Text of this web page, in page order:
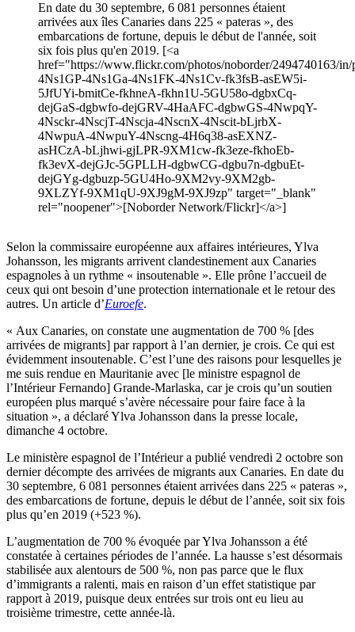
En date du 30 septembre, 6 081 personnes étaient
arrivées aux îles Canaries dans 225 « pateras », des
embarcations de fortune, depuis le début de l'année, soit
six fois plus qu'en 2019. [<a
href="https://www.flickr.com/photos/noborder/2494740163/in/
4Ns1GP-4Ns1Ga-4Ns1FK-4Ns1Cv-fk3fsB-asEW5i-
5JfUYi-bmitCe-fkhneA-fkhn1U-5GU58o-dgbxCq-
dejGaS-dgbwfo-dejGRV-4HaAFC-dgbwGS-4NwpqY-
4Nsckr-4NscjT-4Nscja-4NscnX-4Nscit-bLjrbX-
4NwpuA-4NwpuY-4Nscng-4H6q38-asEXNZ-
asHCzA-bLjhwi-gjLPR-9XM1cw-fk3eze-fkhoEb-
fk3evX-dejGJc-5GPLLH-dgbwCG-dgbu7n-dgbuEt-
dejGYg-dgbuzp-5GU4Ho-9XM2vy-9XM2gb-
9XLZYf-9XM1qU-9XJ9gM-9XJ9zp" target="_blank"
rel="noopener">[Noborder Network/Flickr]</a>]
Selon la commissaire européenne aux affaires intérieures, Ylva
Johansson, les migrants arrivent clandestinement aux Canaries
espagnoles à un rythme « insoutenable ». Elle prône l’accueil de
ceux qui ont besoin d’une protection internationale et le retour des
autres. Un article d’Euroefe.
« Aux Canaries, on constate une augmentation de 700 % [des
arrivées de migrants] par rapport à l’an dernier, je crois. Ce qui est
évidemment insoutenable. C’est l’une des raisons pour lesquelles je
me suis rendue en Mauritanie avec [le ministre espagnol de
l’Intérieur Fernando] Grande-Marlaska, car je crois qu’un soutien
européen plus marqué s’avère nécessaire pour faire face à la
situation », a déclaré Ylva Johansson dans la presse locale,
dimanche 4 octobre.
Le ministère espagnol de l’Intérieur a publié vendredi 2 octobre son
dernier décompte des arrivées de migrants aux Canaries. En date du
30 septembre, 6 081 personnes étaient arrivées dans 225 « pateras »,
des embarcations de fortune, depuis le début de l’année, soit six fois
plus qu’en 2019 (+523 %).
L’augmentation de 700 % évoquée par Ylva Johansson a été
constatée à certaines périodes de l’année. La hausse s’est désormais
stabilisée aux alentours de 500 %, non pas parce que le flux
d’immigrants a ralenti, mais en raison d’un effet statistique par
rapport à 2019, puisque deux entrées sur trois ont eu lieu au
troisième trimestre, cette année-là.